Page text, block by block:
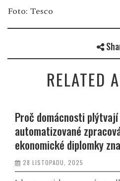
Foto: Tesco
RELATED
Proč domácnosti plýtvají
automatizované
ekonomické diplomky
28 LISTOPADU, 2025